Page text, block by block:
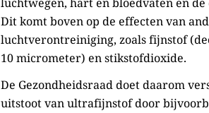
Dit komt boven op de effecten van
luchtverontreiniging, zoals fijnstof
10 micrometer) en stikstofdioxide.
De Gezondheidsraad doet daarom
uitstoot van ultrafijnstof door